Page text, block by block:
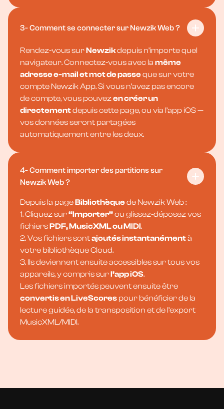
3- Comment se connecter sur Newzik Web ?
Rendez-vous sur Newzikdepuis n’importe quel
navigateur. Connectez-vous avec la même
adresse e-mail et mot de passeque sur votre
compte Newzik App. Si vous n’avez pas encore
de compte, vous pouvezen créer un
directementdepuis cette page, ou via l’app iOS —
vos données seront partagées
automatiquement entre les deux.
4- Comment importer des partitions sur
Newzik Web ?
Depuis la pageBibliothèquede Newzik Web :
1. Cliquez sur“Importer”ou glissez-déposez vos
fichiers PDF, MusicXML ou MIDI.
2. Vos fichiers sontajoutés instantanémentà
votre bibliothèque Cloud.
3. Ils deviennent ensuite accessibles sur tous vos
appareils, y compris sur l’app iOS.
Les fichiers importés peuvent ensuite être
convertis en LiveScores pour bénéficier de la
lecture guidée, de la transposition et de l’export
MusicXML/MIDI.